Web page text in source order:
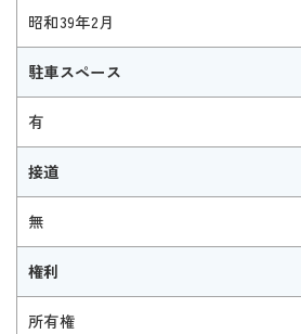
昭和39年2月
駐車スペース
有
接道
無
権利
所有権